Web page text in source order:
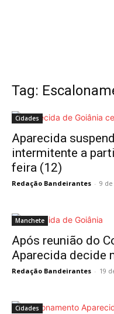
Tag:
Cidades
Aparecida
intermitente a
feira (12)
Redação Bandeirantes - 9
Manchete
Após reunião do
Aparecida decide
Redação Bandeirantes - 19
Cidades